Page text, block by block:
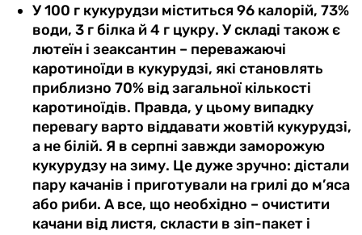
У 100 г кукурудзи міститься 96 калорій, 73%
води, 3 г білка й 4 г цукру. У складі також є
лютеїн і зеаксантин – переважаючі
каротиноїди в кукурудзі, які становлять
приблизно 70% від загальної кількості
каротиноїдів. Правда, у цьому випадку
перевагу варто віддавати жовтій кукурудзі,
а не білій. Я в серпні завжди заморожую
кукурудзу на зиму. Це дуже зручно: дістали
пару качанів і приготували на грилі до м’яса
або риби. А все, що необхідно – очистити
качани від листя, скласти в зіп-пакет і